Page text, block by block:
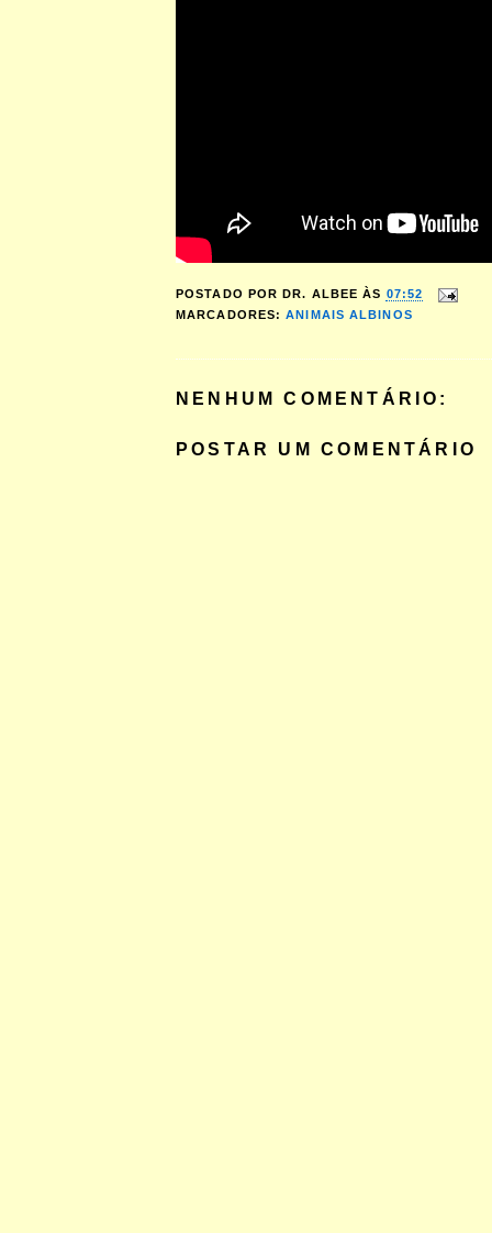
POSTADO POR DR. ALBEE ÀS 07:52
MARCADORES:ANIMAIS ALBINOS
NENHUM COMENTÁRIO:
POSTAR UM COMENTÁRIO